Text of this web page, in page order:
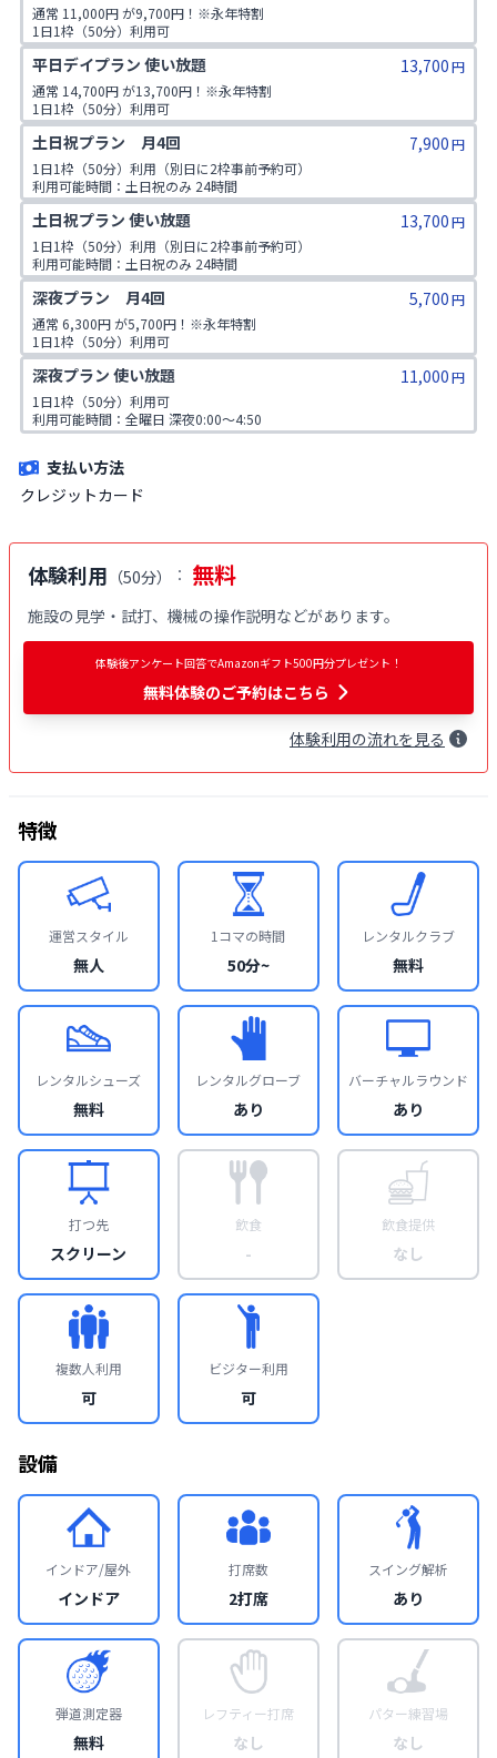
通常 11,000円 が9,700円！※永年特割
1日1枠（50分）利用可
利用可能時間：平日 朝9:00〜夕方16:50
所属店舗のみ
平日デイプラン 使い放題 13,700円
通常 14,700円 が13,700円！※永年特割
1日1枠（50分）利用可
利用可能時間：平日 朝9:00〜夕方16:50
仙台エリア全店舗利用可
土日祝プラン　月4回 7,900円
1日1枠（50分）利用（別日に2枠事前予約可）
利用可能時間：土日祝のみ 24時間
所属店舗のみ
土日祝プラン 使い放題 13,700円
1日1枠（50分）利用（別日に2枠事前予約可）
利用可能時間：土日祝のみ 24時間
仙台エリア全店舗利用可
深夜プラン　月4回 5,700円
通常 6,300円 が5,700円！※永年特割
1日1枠（50分）利用可
利用可能時間：全曜日 深夜0:00〜4:50
所属店舗のみ
深夜プラン 使い放題 11,000円
1日1枠（50分）利用可
利用可能時間：全曜日 深夜0:00〜4:50
仙台エリア全店舗利用可
支払い方法
クレジットカード
体験利用 （50分） ： 無料
施設の見学・試打、機械の操作説明などがあります。
体験後アンケート回答でAmazonギフト500円分プレゼント！
無料体験のご予約はこちら
体験利用の流れを見る
特徴
運営スタイル
無人
1コマの時間
50分~
レンタルクラブ
無料
レンタルシューズ
無料
レンタルグローブ
あり
バーチャルラウンド
あり
打つ先
スクリーン
飲食
-
飲食提供
なし
複数人利用
可
ビジター利用
可
設備
インドア/屋外
インドア
打席数
2打席
スイング解析
あり
弾道測定器
無料
レフティー打席
なし
パター練習場
なし